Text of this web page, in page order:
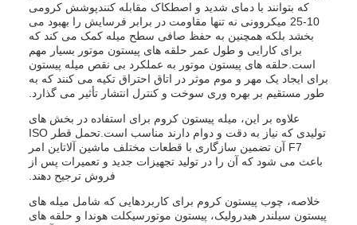
که بتوانند با دمای شدید و اصطکاک مقابله کنندپوشش کرومی
10-25 میکروونی نه تنها مقاومت در برابر فرسایش را بهبود می
بخشد بلکه همچنین به حفظ صافی سطح میله کمک می کند که
برای کارایی و طول عمر حلقه های پیستون موتور بسیار مهم
است.حلقه های پیستون موتور به عملکرد بی نقص میله پیستون
برای ایجاد یک مهر و موم موثر در اتاق احتراق تکیه می کنند که به
طور مستقیم بر بهره وری سوخت و کنترل انتشار تأثیر می گذارد.
علاوه بر این، میله پیستون کروم برای استفاده در بخش های
تولیدی که نیاز به دقت و دوام دارند مناسب است.تحمل قطر ISO
F7 آن تضمین سازگاری با قطعات مختلف ماشین آلاتاین امر
باعث می شود که آن را در تولید تجهیزات جدید و تعمیرات پس از
فروش ترجیح دهند.
خلاصه، چوب پیستون کروم برای کاربردهایی که شامل میله های
پیستون سیلندر هیدرولیک، پیستون موتورسیکلت هوندا و حلقه های